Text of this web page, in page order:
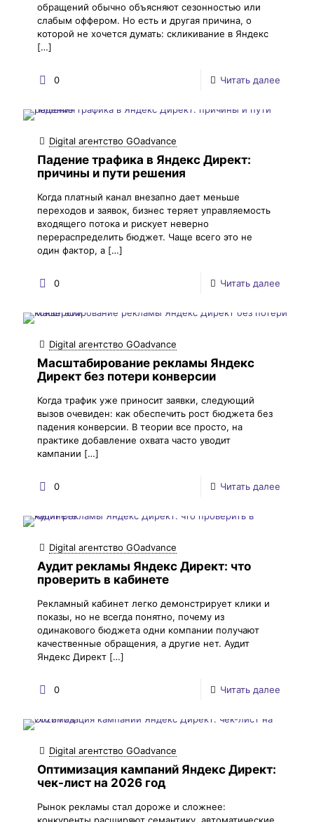
обращений обычно объясняют сезонностью или
слабым оффером. Но есть и другая причина, о
которой не хочется думать: скликивание в Яндекс
[…]
0 Читать далее
Digital агентство GOadvance
Падение трафика в Яндекс Директ:
причины и пути решения
Когда платный канал внезапно дает меньше
переходов и заявок, бизнес теряет управляемость
входящего потока и рискует неверно
перераспределить бюджет. Чаще всего это не
один фактор, а […]
0 Читать далее
Digital агентство GOadvance
Масштабирование рекламы Яндекс
Директ без потери конверсии
Когда трафик уже приносит заявки, следующий
вызов очевиден: как обеспечить рост бюджета без
падения конверсии. В теории все просто, на
практике добавление охвата часто уводит
кампании […]
0 Читать далее
Digital агентство GOadvance
Аудит рекламы Яндекс Директ: что
проверить в кабинете
Рекламный кабинет легко демонстрирует клики и
показы, но не всегда понятно, почему из
одинакового бюджета одни компании получают
качественные обращения, а другие нет. Аудит
Яндекс Директ […]
0 Читать далее
Digital агентство GOadvance
Оптимизация кампаний Яндекс Директ:
чек-лист на 2026 год
Рынок рекламы стал дороже и сложнее: